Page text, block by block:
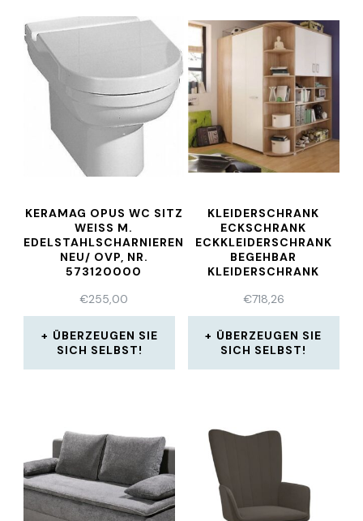
KERAMAG OPUS WC SITZ
WEISS M. E
DELSTAHLSCHARNIEREN N
EU/ OVP, NR. 5
73120000
€255,00
ÜBERZEUGEN SIE
SICH SELBST!
KLEIDERSCHRANK
ECKSCHRANK
ECKKLEIDERSCHRANK
BEGEHBAR
KLEIDERSCHRANK
€718,26
ÜBERZEUGEN SIE
SICH SELBST!